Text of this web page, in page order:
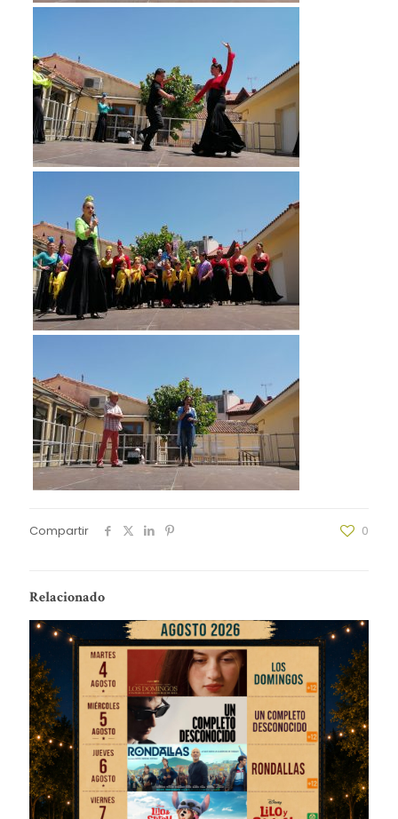
Compartir 0
Relacionado